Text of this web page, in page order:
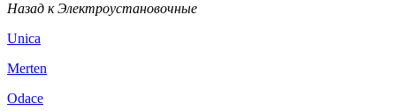
Назад к Электроустановочные
Unica
Merten
Odace